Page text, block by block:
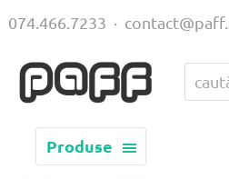
Produse
074.466.7233 ·